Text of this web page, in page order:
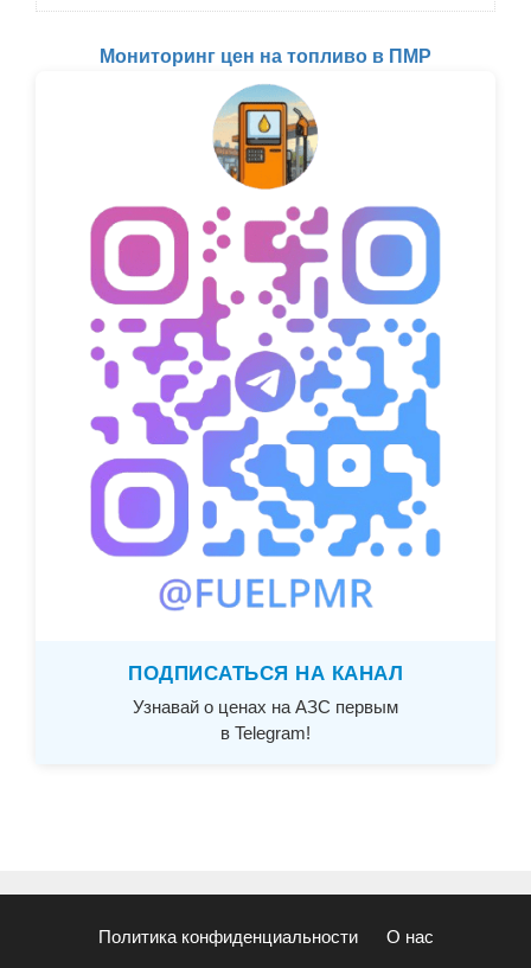
Мониторинг цен на топливо в ПМР
ПОДПИСАТЬСЯ НА КАНАЛ
Узнавай о ценах на АЗС первым
в Telegram!
Политика конфиденциальности О нас